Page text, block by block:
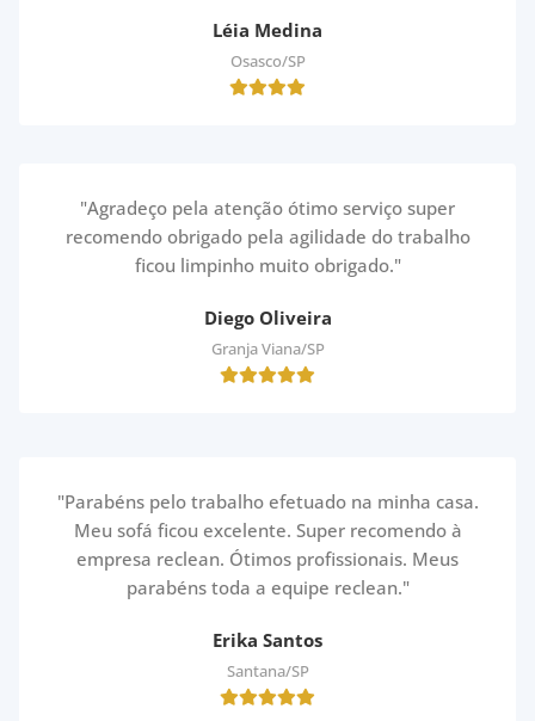
Léia Medina
Osasco/SP
"Agradeço pela atenção ótimo serviço super
recomendo obrigado pela agilidade do trabalho
ficou limpinho muito obrigado."
Diego Oliveira
Granja Viana/SP
"Parabéns pelo trabalho efetuado na minha casa.
Meu sofá ficou excelente. Super recomendo à
empresa reclean. Ótimos profissionais. Meus
parabéns toda a equipe reclean."
Erika Santos
Santana/SP